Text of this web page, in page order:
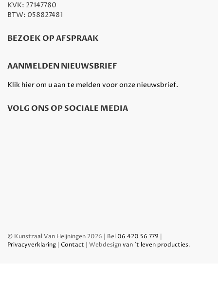
KVK: 27147780
BTW: 058827481
BEZOEK OP AFSPRAAK
AANMELDEN NIEUWSBRIEF
Klik hier om u aan te melden voor onze nieuwsbrief.
VOLG ONS OP SOCIALE MEDIA
© Kunstzaal Van Heijningen 2026 | Bel 06 420 56 779 |
Privacyverklaring | Contact | Webdesignvan 't leven producties.